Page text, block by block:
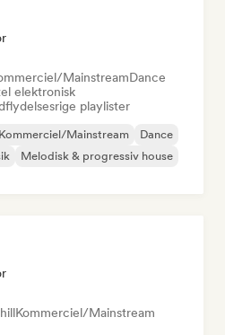
MainstreamDance
elektronisk
playlister
Kommerciel/Mainstream
Dance
Melodisk & progressiv house
Kommerciel/Mainstream